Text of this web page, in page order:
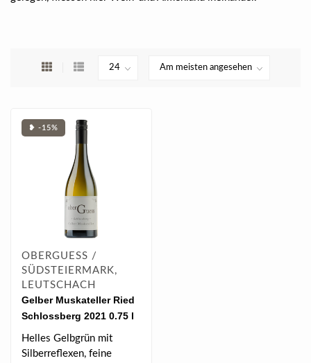
❥ -15%
OBERGUESS /
SÜDSTEIERMARK,
LEUTSCHACH
Gelber Muskateller Ried
Schlossberg 2021 0.75 l
Helles Gelbgrün mit
Silberreflexen, feine